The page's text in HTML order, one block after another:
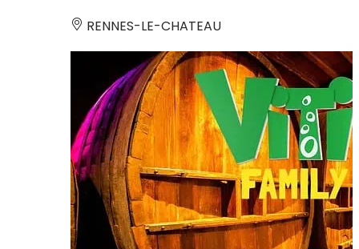
RENNES-LE-CHATEAU